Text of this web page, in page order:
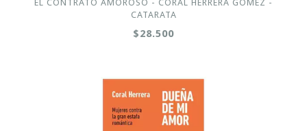
EL CONTRATO AMOROSO - CORAL HERRERA GOMEZ -
CATARATA
$28.500